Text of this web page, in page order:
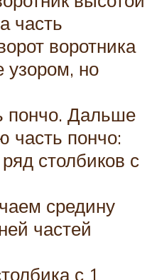
часть
воротника
узором, но
пончо. Дальше
часть пончо:
столбиков с
средину
частей
с 1